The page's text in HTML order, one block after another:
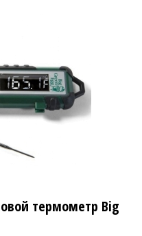
термометр Big